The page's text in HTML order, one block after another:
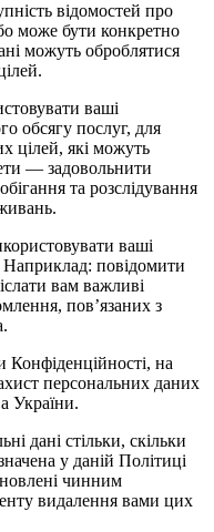
відомостей про
може бути конкретно
можуть оброблятися
ваші
обсягу послуг, для
цілей, які можуть
— задовольнити
та розслідування
ваші
Наприклад: повідомити
вам важливі
пов’язаних з
Конфіденційності, на
персональних даних
України.
дані стільки, скільки
у даній Політиці
чинним
видалення вами цих